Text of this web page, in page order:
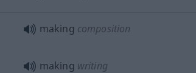
making composition
making writing